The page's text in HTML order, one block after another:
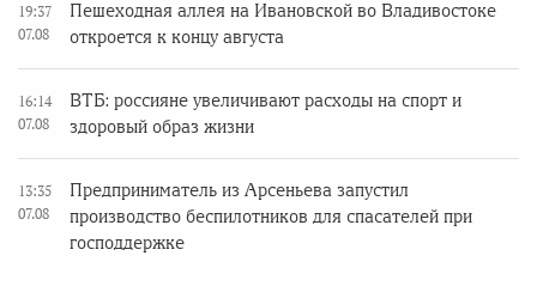
19:37
07.08
Пешеходная аллея на Ивановской во Владивостоке
откроется к концу августа
16:14
07.08
ВТБ: россияне увеличивают расходы на спорт и
здоровый образ жизни
13:35
07.08
Предприниматель из Арсеньева запустил
производство беспилотников для спасателей при
господдержке